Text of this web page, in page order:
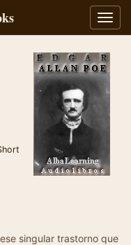
singular trastorno que